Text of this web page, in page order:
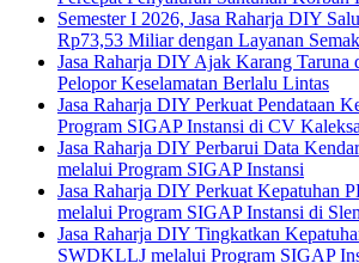
Semester I 2026, Jasa Raharja DIY
Rp73,53 Miliar dengan Layanan
Jasa Raharja DIY Ajak Karang Taruna
Pelopor Keselamatan Berlalu Lintas
Jasa Raharja DIY Perkuat Pendataan
Program SIGAP Instansi di CV
Jasa Raharja DIY Perbarui Data
melalui Program SIGAP Instansi
Jasa Raharja DIY Perkuat Kepatuhan
melalui Program SIGAP Instansi di
Jasa Raharja DIY Tingkatkan
SWDKLLJ melalui Program SIGAP